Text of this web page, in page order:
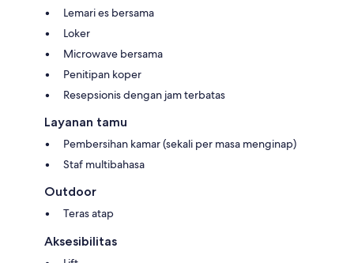
Lemari es bersama
Loker
Microwave bersama
Penitipan koper
Resepsionis dengan jam terbatas
Layanan tamu
Pembersihan kamar (sekali per masa menginap)
Staf multibahasa
Outdoor
Teras atap
Aksesibilitas